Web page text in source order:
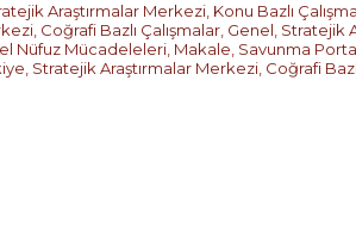
Araştırmalar Merkezi, Konu Bazlı
, Coğrafi Bazlı Çalışmalar, Genel, Stratejik
Nüfuz Mücadeleleri, Makale, Savunma
, Stratejik Araştırmalar Merkezi, Coğrafi